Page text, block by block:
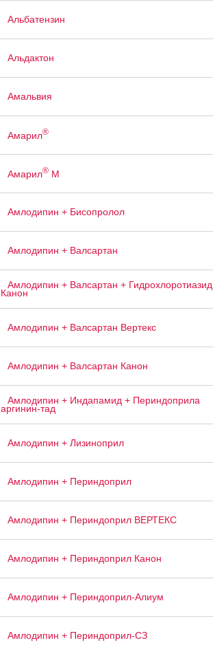
Альбатензин
Альдактон
Амальвия
Амарил®
Амарил®М
Амлодипин + Бисопролол
Амлодипин + Валсартан
Амлодипин + Валсартан + Гидрохлоротиазид
Канон
Амлодипин + Валсартан Вертекс
Амлодипин + Валсартан Канон
Амлодипин + Индапамид + Периндоприла
аргинин-тад
Амлодипин + Лизиноприл
Амлодипин + Периндоприл
Амлодипин + Периндоприл ВЕРТЕКС
Амлодипин + Периндоприл Канон
Амлодипин + Периндоприл-Алиум
Амлодипин + Периндоприл-СЗ